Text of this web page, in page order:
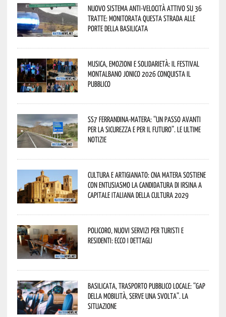
Nuovo sistema anti-velocità attivo su 36
tratte: monitorata questa strada alle
porte della Basilicata
Musica, emozioni e solidarietà: il Festival
Montalbano Jonico 2026 conquista il
pubblico
SS7 Ferrandina-Matera: “Un passo avanti
per la sicurezza e per il futuro”. Le ultime
notizie
Cultura e Artigianato: CNA Matera sostiene
con entusiasmo la candidatura di Irsina a
Capitale Italiana della Cultura 2029
Policoro, nuovi servizi per turisti e
residenti: ecco i dettagli
Basilicata, trasporto pubblico locale: “Gap
della mobilità, serve una svolta”. La
situazione